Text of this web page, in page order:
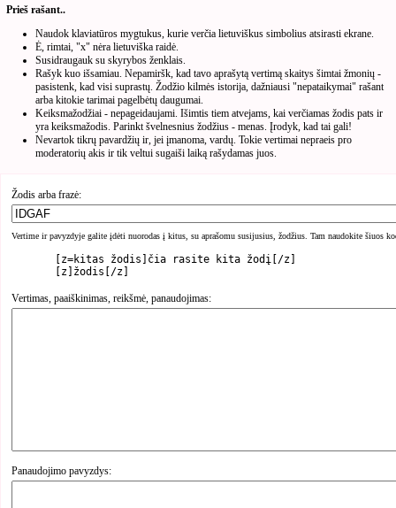
Prieš rašant..
Naudok klaviatūros mygtukus, kurie verčia lietuviškus simbolius atsirasti ekrane.
Ė, rimtai, "x" nėra lietuviška raidė.
Susidraugauk su skyrybos ženklais.
Rašyk kuo išsamiau. Nepamiršk, kad tavo aprašytą vertimą skaitys šimtai žmonių -
pasistenk, kad visi suprastų. Žodžio kilmės istorija, dažniausi "nepataikymai" rašant
arba kitokie tarimai pagelbėtų daugumai.
Keiksmažodžiai - nepageidaujami. Išimtis tiem atvejams, kai verčiamas žodis pats ir
yra keiksmažodis. Parinkt švelnesnius žodžius - menas. Įrodyk, kad tai gali!
Nevartok tikrų pavardžių ir, jei įmanoma, vardų. Tokie vertimai nepraeis pro
moderatorių akis ir tik veltui sugaiši laiką rašydamas juos.
Žodis arba frazė:
Vertime ir pavyzdyje galite įdėti nuorodas į kitus, su aprašomu susijusius, žodžius. Tam naudokite šiuos
Vertimas, paaiškinimas, reikšmė, panaudojimas:
Panaudojimo pavyzdys: